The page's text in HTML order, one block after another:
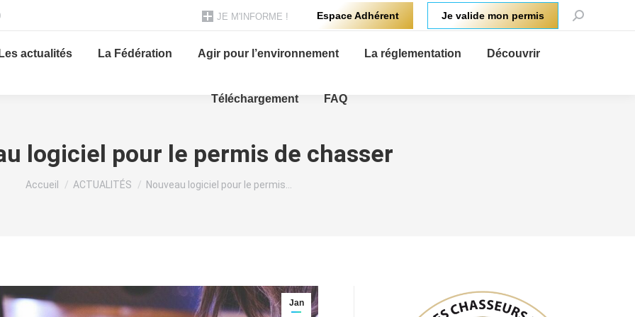
JE M'INFORME ! Espace Adhérent Je valide mon permis
Recherche
Les actualités La Fédération Agir pour l’environnement La réglementation Découvrir
Téléchargement FAQ
logiciel pour le permis de chasser
Vous êtes ici :
Accueil ACTUALITÉS Nouveau logiciel pour le permis…
Jan